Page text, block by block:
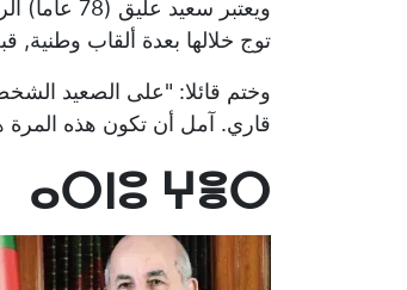
توج خلالها بعدة ألقاب
وختم قائلا: "على الصعيد
قاري. آمل أن تكون هذه المرة
ⴰⵔⵏⵓ ⵖⴻⵔ